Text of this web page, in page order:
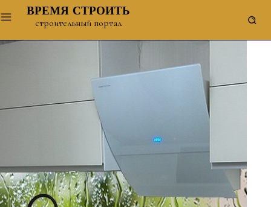
ВРЕМЯ СТРОИТЬ
строительный портал